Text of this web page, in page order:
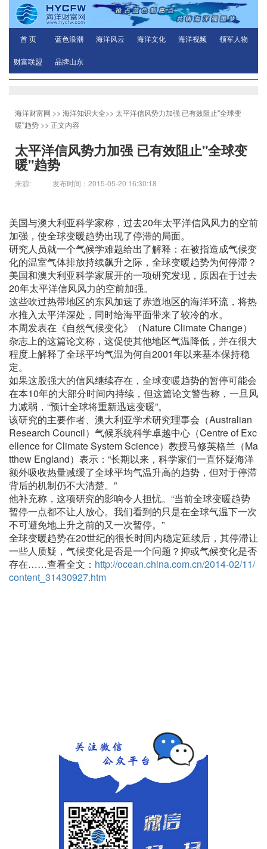
首 页 蓝色浪潮 海洋风云 海洋文化 海洋视频 领军人物
财富联盟 品牌山东
海洋财富网 >> 海洋知识大全>> 太平洋信风势力加强 已有效阻止"全球变
暖"趋势 >> 正文内容
太平洋信风势力加强 已有效阻止"全球变
暖"趋势
来源: 发布时间：2015-05-20 16:30:18
美国与澳大利亚科学家称，过去20年太平洋信风风力的空前
加强，使全球变暖趋势出现了停滞的局面。
研究人员就一个气候学难题给出了解释：在被指造成气候变
化的温室气体排放持续飙升之际，全球变暖趋势为何停滞？
美国和澳大利亚科学家展开的一项研究发现，原因在于过去
20年太平洋信风风力的空前加强。
这些吹过热带地区的东风加速了赤道地区的海洋环流，将热
水推入太平洋深处，同时给海平面带来了较冷的水。
本周发表在《自然气候变化》（Nature Climate Change）
杂志上的这篇论文称，这促使其他地区气温降低，并在很大
程度上解释了全球平均气温为何自2001年以来基本保持稳
定。
如果这股强大的信风继续存在，全球变暖趋势的暂停可能会
在本10年的大部分时间内持续，但这篇论文警告称，一旦风
力减弱，“预计全球将重新迅速变暖”。
该研究的主要作者、澳大利亚学术研究理事会（Australian
Research Council）气候系统科学卓越中心（Centre of Exc
ellence for Climate System Science）教授马修英格兰（Ma
tthew England）表示：“长期以来，科学家们一直怀疑海洋
额外吸收热量减缓了全球平均气温升高的趋势，但对于停滞
背后的机制仍不大清楚。”
他补充称，这项研究的影响令人担忧。“当前全球变暖趋势
暂停一点都不让人放心。我们看到的只是在全球气温下一次
不可避免地上升之前的又一次暂停。”
全球变暖趋势在20世纪的很长时间内稳定延续后，其停滞让
一些人质疑，气候变化是否是一个问题？抑或气候变化是否
存在……查看全文： http://ocean.china.com.cn/2014-02/11/
content_31430927.htm